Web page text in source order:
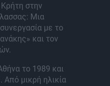
στην
Μια
με το
και τον
το 1989 και
μικρή ηλικία